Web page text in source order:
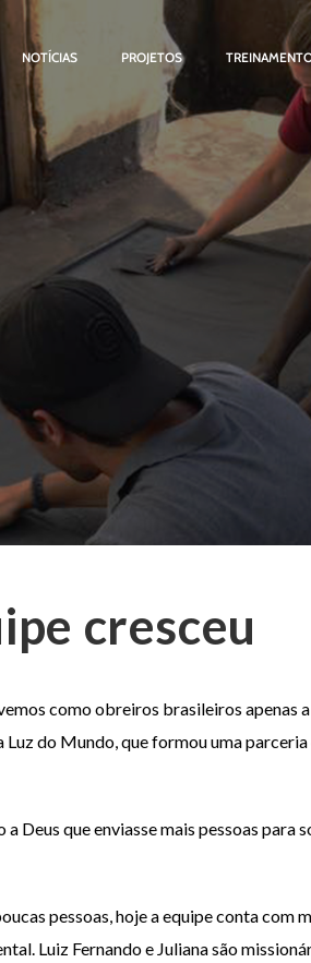
NOTÍCIAS PROJETOS
cresceu
como obreiros brasileiros apenas
do Mundo, que formou uma parceria
Deus que enviasse mais pessoas para
pessoas, hoje a equipe conta com
Luiz Fernando e Juliana são